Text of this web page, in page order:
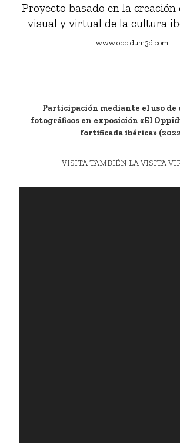
Proyecto basado en la creación
visual y virtual de la cultura
www.oppidum3d.com
Participación mediante el uso de
fotográficos en exposición «El
fortificada ibérica»
VISITA TAMBIÉN LA VISITA